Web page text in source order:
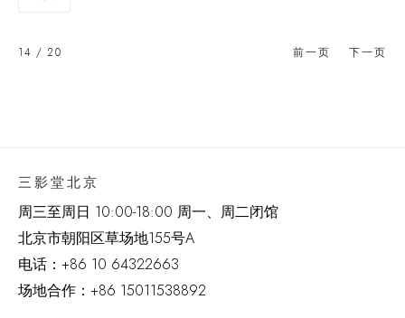
前一页 下一页
14 / 20
三影堂北京
周三至周日 10:00-18:00 周一、周二闭馆
北京市朝阳区草场地155号A
电话： +86 10 64322663
场地合作：+86 15011538892